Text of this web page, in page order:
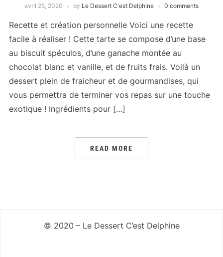
avril 25, 2020 by Le Dessert C'est Delphine 0 comments
Recette et création personnelle Voici une recette
facile à réaliser ! Cette tarte se compose d’une base
au biscuit spéculos, d’une ganache montée au
chocolat blanc et vanille, et de fruits frais. Voilà un
dessert plein de fraicheur et de gourmandises, qui
vous permettra de terminer vos repas sur une touche
exotique ! Ingrédients pour […]
READ MORE
© 2020 – Le Dessert C’est Delphine